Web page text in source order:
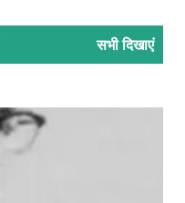
सभी दिखाएं